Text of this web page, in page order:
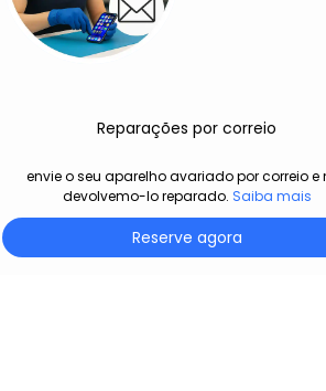
Reparações por correio
envie o seu aparelho avariado por correio e
devolvemo-lo reparado. Saiba mais
Reserve agora